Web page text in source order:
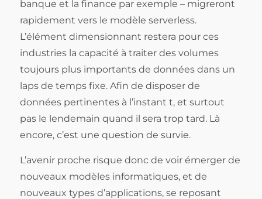
banque et la finance par exemple – migreront
rapidement vers le modèle serverless.
L’élément dimensionnant restera pour ces
industries la capacité à traiter des volumes
toujours plus importants de données dans un
laps de temps fixe. Afin de disposer de
données pertinentes à l’instant t, et surtout
pas le lendemain quand il sera trop tard. Là
encore, c’est une question de survie.
L’avenir proche risque donc de voir émerger de
nouveaux modèles informatiques, et de
nouveaux types d’applications, se reposant